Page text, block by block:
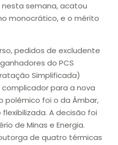
semana, acatou
monocrático, e o mérito
pedidos de excludente
do PCS
Simplificada)
para a nova
polêmico foi o da Âmbar,
A decisão foi
de Minas e Energia.
de quatro térmicas